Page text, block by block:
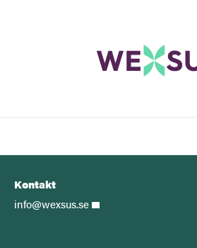
Kontakt
info@wexsus.se